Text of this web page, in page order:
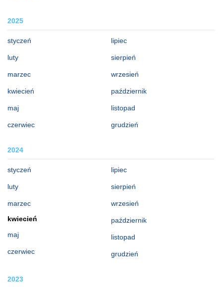
2025
styczeń
luty
marzec
kwiecień
maj
czerwiec
lipiec
sierpień
wrzesień
październik
listopad
grudzień
2024
styczeń
luty
marzec
kwiecień
maj
czerwiec
lipiec
sierpień
wrzesień
październik
listopad
grudzień
2023